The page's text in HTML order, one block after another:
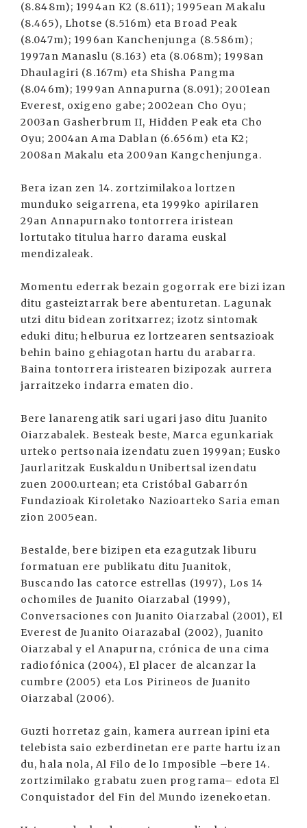
(8.848m); 1994an K2 (8.611); 1995ean Makalu
(8.465), Lhotse (8.516m) eta Broad Peak
(8.047m); 1996an Kanchenjunga (8.586m);
1997an Manaslu (8.163) eta (8.068m); 1998an
Dhaulagiri (8.167m) eta Shisha Pangma
(8.046m); 1999an Annapurna (8.091); 2001ean
Everest, oxigeno gabe; 2002ean Cho Oyu;
2003an Gasherbrum II, Hidden Peak eta Cho
Oyu; 2004an Ama Dablan (6.656m) eta K2;
2008an Makalu eta 2009an Kangchenjunga.
Bera izan zen 14. zortzimilakoa lortzen
munduko seigarrena, eta 1999ko apirilaren
29an Annapurnako tontorrera iristean
lortutako titulua harro darama euskal
mendizaleak.
Momentu ederrak bezain gogorrak ere bizi izan
ditu gasteiztarrak bere abenturetan. Lagunak
utzi ditu bidean zoritxarrez; izotz sintomak
eduki ditu; helburua ez lortzearen sentsazioak
behin baino gehiagotan hartu du arabarra.
Baina tontorrera iristearen bizipozak aurrera
jarraitzeko indarra ematen dio.
Bere lanarengatik sari ugari jaso ditu Juanito
Oiarzabalek. Besteak beste, Marca egunkariak
urteko pertsonaia izendatu zuen 1999an; Eusko
Jaurlaritzak Euskaldun Unibertsal izendatu
zuen 2000.urtean; eta Cristóbal Gabarrón
Fundazioak Kiroletako Nazioarteko Saria eman
zion 2005ean.
Bestalde, bere bizipen eta ezagutzak liburu
formatuan ere publikatu ditu Juanitok,
Buscando las catorce estrellas (1997), Los 14
ochomiles de Juanito Oiarzabal (1999),
Conversaciones con Juanito Oiarzabal (2001), El
Everest de Juanito Oiarazabal (2002), Juanito
Oiarzabal y el Anapurna, crónica de una cima
radiofónica (2004), El placer de alcanzar la
cumbre (2005) eta Los Pirineos de Juanito
Oiarzabal (2006).
Guzti horretaz gain, kamera aurrean ipini eta
telebista saio ezberdinetan ere parte hartu izan
du, hala nola, Al Filo de lo Imposible –bere 14.
zortzimilako grabatu zuen programa– edota El
Conquistador del Fin del Mundo izenekoetan.